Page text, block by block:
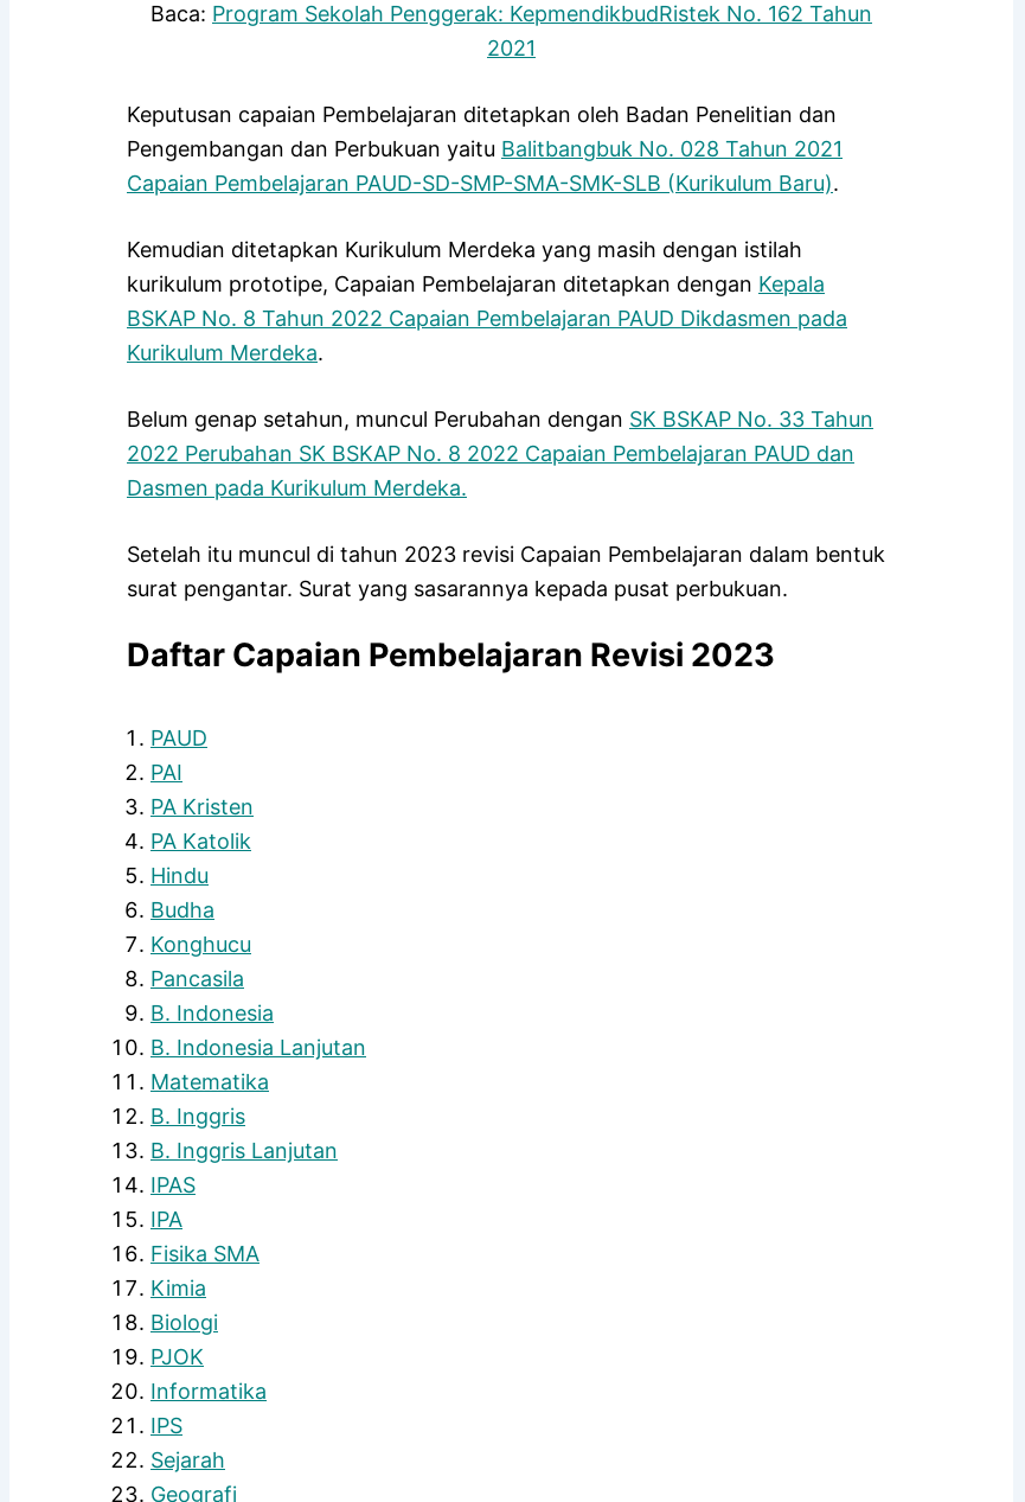
Baca: Program Sekolah Penggerak: KepmendikbudRistek No. 162 Tahun
2021
Keputusan capaian Pembelajaran ditetapkan oleh Badan Penelitian dan
Pengembangan dan Perbukuan yaitu Balitbangbuk No. 028 Tahun 2021
Capaian Pembelajaran PAUD-SD-SMP-SMA-SMK-SLB (Kurikulum Baru).
Kemudian ditetapkan Kurikulum Merdeka yang masih dengan istilah
kurikulum prototipe, Capaian Pembelajaran ditetapkan dengan Kepala
BSKAP No. 8 Tahun 2022 Capaian Pembelajaran PAUD Dikdasmen pada
Kurikulum Merdeka.
Belum genap setahun, muncul Perubahan dengan SK BSKAP No. 33 Tahun
2022 Perubahan SK BSKAP No. 8 2022 Capaian Pembelajaran PAUD dan
Dasmen pada Kurikulum Merdeka.
Setelah itu muncul di tahun 2023 revisi Capaian Pembelajaran dalam bentuk
surat pengantar. Surat yang sasarannya kepada pusat perbukuan.
Daftar Capaian Pembelajaran Revisi 2023
PAUD
PAI
PA Kristen
PA Katolik
Hindu
Budha
Konghucu
Pancasila
B. Indonesia
B. Indonesia Lanjutan
Matematika
B. Inggris
B. Inggris Lanjutan
IPAS
IPA
Fisika SMA
Kimia
Biologi
PJOK
Informatika
IPS
Sejarah
Geografi